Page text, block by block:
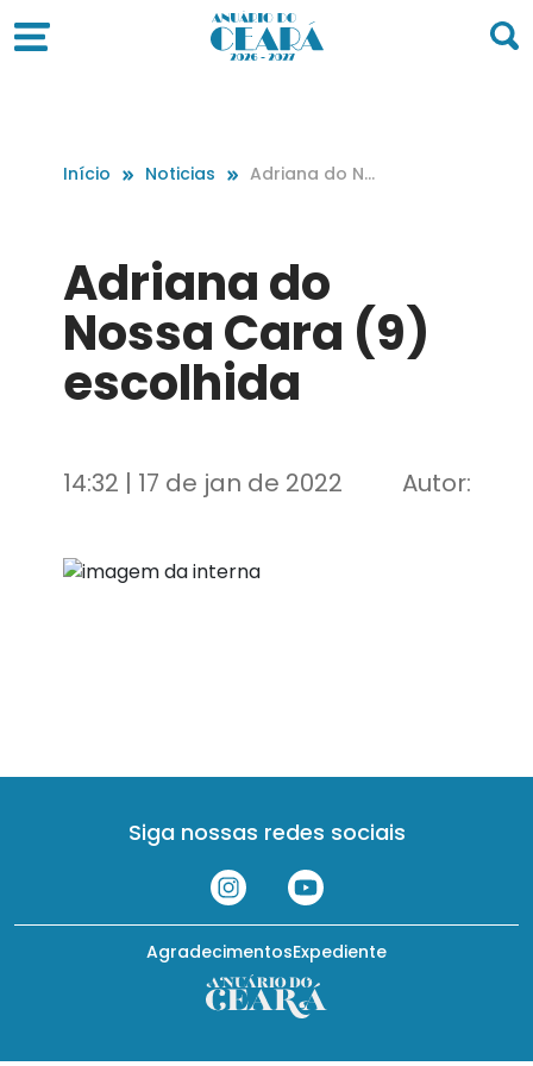
Início Noticias
Adriana do Nos
Adriana do
Nossa Cara (9)
escolhida
14:32 | 17 de jan de 2022 Autor:
Siga nossas redes sociais
Expediente
Agradecimentos